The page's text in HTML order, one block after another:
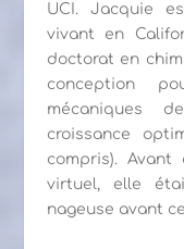
UCI. Jacquie
vivant en
doctorat en
conception
mécaniques
croissance
compris).
virtuel, elle
nageuse avant